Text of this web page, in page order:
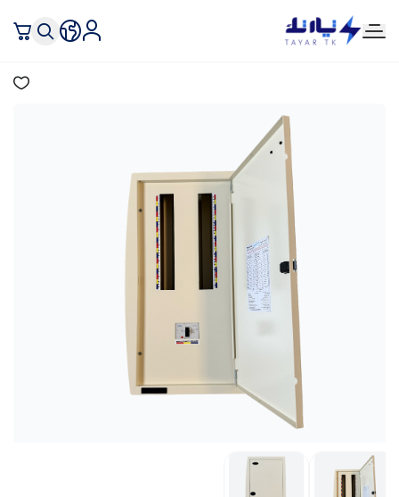
تيار تك إنارة وكهرباء